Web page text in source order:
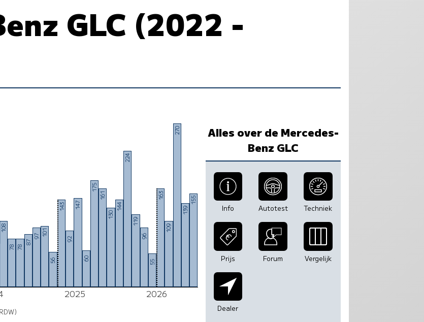
GLC (2022 -
108
78 78
87
97 101
56
143
92
147
60
175
161
130
144
224
119
96
55
163
109
270
139
155
2025 2026
Alles over de Mercedes-
Benz GLC
Info Autotest Techniek
Prijs Forum Vergelijk
Dealer